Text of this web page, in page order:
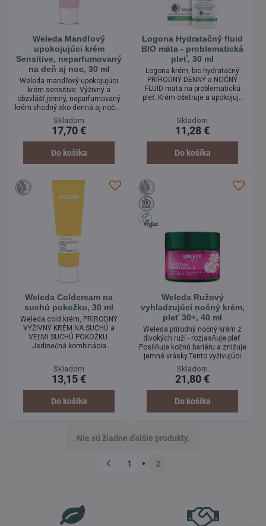
Weleda Mandľový
upokojujúci krém
Sensitive, neparfumovaný
na deň aj noc, 30 ml
Weleda mandľový upokojujúci
krém sensitive. Výživný a
obzvlášť jemný, neparfumovaný
krém vhodný ako denná aj nočná
starostlivosť. Je určený pre
veľmi citlivú pleť náchylnú k
podráždeniu. Účinne upokojuje
pokožku, zlepšuje jej odolnosť,
zmierňuje pocit pnutia a prináša
Skladom
17,70 €
Do košíka
Logona Hydratačný fluid
BIO mäta - problematická
pleť, 30 ml
Logona krém, bio hydratačný
PRÍRODNÝ DENNÝ a NOČNÝ
FLUID mäta na problematickú
pleť. Krém ošetruje a upokojuje
BIO mäty a kyselinu salicylovú.
Blahodarný komplex prírodných
zložiek bojuje proti vzniku
zápalových miest, pôsobí
Skladom
11,28 €
Do košíka
Weleda Coldcream na
suchú pokožku, 30 ml
Weleda cold krém, PRÍRODNÝ
VÝŽIVNÝ KRÉM NA SUCHÚ a
VEĽMI SUCHÚ POKOŽKU.
Jedinečná kombinácia
veľmi suchej pokožke. Výživný
krém s ľahučkou konzistenciou
premasťuje suchú pokožku a
redukuje straty jej vlhkosti.
Skladom
13,15 €
Do košíka
Weleda Ružový
vyhladzujúci nočný krém,
pleť 30+, 40 ml
Weleda prírodný nočný krém z
divokých ruží - rozjasňuje pleť.
Posilňuje kožnú bariéru a znižuje
jemné vrásky.Tento vyživujúci
krém regeneruje pokožku počas
noci – pre viditeľne hladšiu pleť a
žiarivý vzhľad ráno.
Regeneračné a vyživujúce
zloženie, ktoré redukuje jemné
Skladom
21,80 €
Do košíka
Nie sú žiadne ďalšie produkty.
1 2